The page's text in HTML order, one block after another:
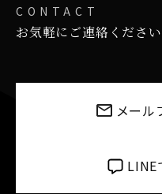
CONTACT
お気軽にご連絡ください
メール
LINE